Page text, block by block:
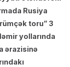
Rusiya
toru” 3
yollarında
ərazisinə